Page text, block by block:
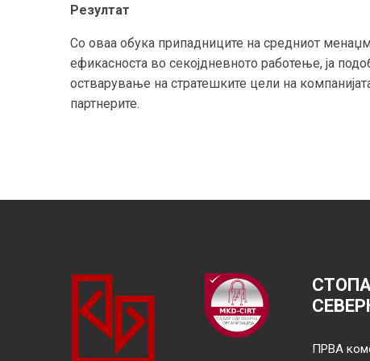
Резултат
Со оваа обука припадниците на средниот
ефикасноста во секојдневното работење, ја
остварување на стратешките цели на
партнерите.
ПРВА